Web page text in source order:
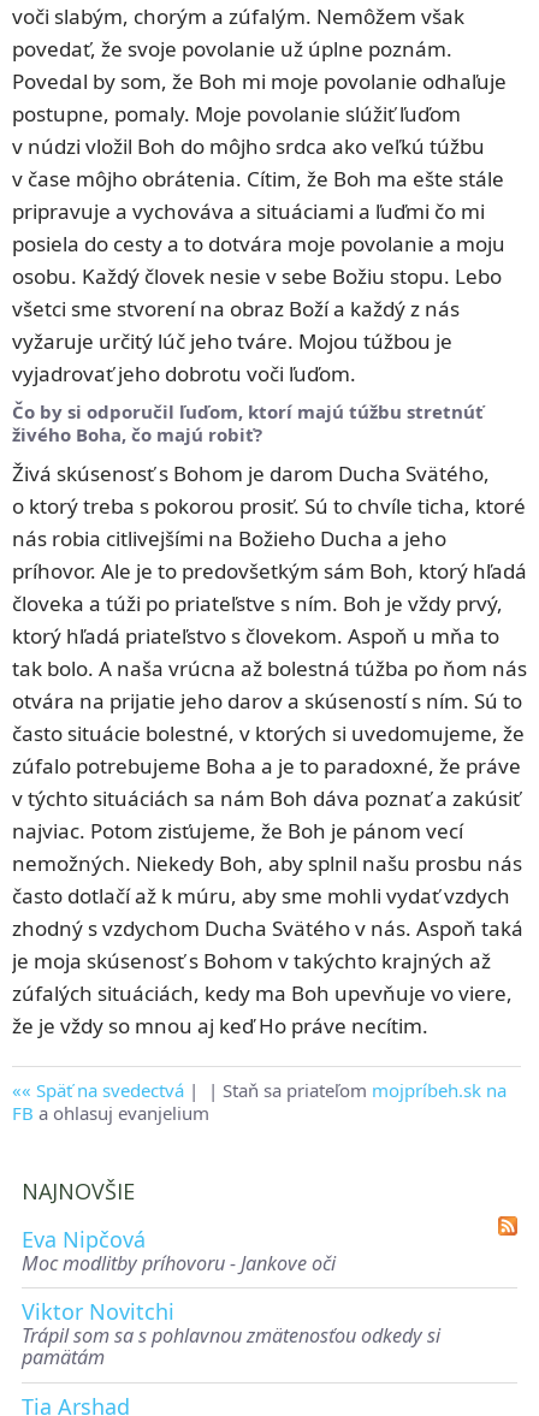
voči slabým, chorým a zúfalým. Nemôžem však
povedať, že svoje povolanie už úplne poznám.
Povedal by som, že Boh mi moje povolanie odhaľuje
postupne, pomaly. Moje povolanie slúžiť ľuďom
v núdzi vložil Boh do môjho srdca ako veľkú túžbu
v čase môjho obrátenia. Cítim, že Boh ma ešte stále
pripravuje a vychováva a situáciami a ľuďmi čo mi
posiela do cesty a to dotvára moje povolanie a moju
osobu. Každý človek nesie v sebe Božiu stopu. Lebo
všetci sme stvorení na obraz Boží a každý z nás
vyžaruje určitý lúč jeho tváre. Mojou túžbou je
vyjadrovať jeho dobrotu voči ľuďom.
Čo by si odporučil ľuďom, ktorí majú túžbu stretnúť
živého Boha, čo majú robiť?
Živá skúsenosť s Bohom je darom Ducha Svätého,
o ktorý treba s pokorou prosiť. Sú to chvíle ticha, ktoré
nás robia citlivejšími na Božieho Ducha a jeho
príhovor. Ale je to predovšetkým sám Boh, ktorý hľadá
človeka a túži po priateľstve s ním. Boh je vždy prvý,
ktorý hľadá priateľstvo s človekom. Aspoň u mňa to
tak bolo. A naša vrúcna až bolestná túžba po ňom nás
otvára na prijatie jeho darov a skúseností s ním. Sú to
často situácie bolestné, v ktorých si uvedomujeme, že
zúfalo potrebujeme Boha a je to paradoxné, že práve
v týchto situáciách sa nám Boh dáva poznať a zakúsiť
najviac. Potom zisťujeme, že Boh je pánom vecí
nemožných. Niekedy Boh, aby splnil našu prosbu nás
často dotlačí až k múru, aby sme mohli vydať vzdych
zhodný s vzdychom Ducha Svätého v nás. Aspoň taká
je moja skúsenosť s Bohom v takýchto krajných až
zúfalých situáciách, kedy ma Boh upevňuje vo viere,
že je vždy so mnou aj keď Ho práve necítim.
Späť na svedectvá | | Staň sa priateľom mojpríbeh.sk na
FB a ohlasuj evanjelium
NAJNOVŠIE
Eva Nipčová
Moc modlitby príhovoru - Jankove oči
Viktor Novitchi
Trápil som sa s pohlavnou zmätenosťou odkedy si
pamätám
Tia Arshad